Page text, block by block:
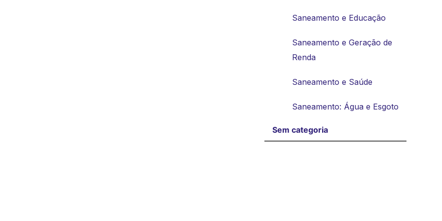
Saneamento e Educação
Saneamento e Geração de
Renda
Saneamento e Saúde
Saneamento: Água e Esgoto
Sem categoria